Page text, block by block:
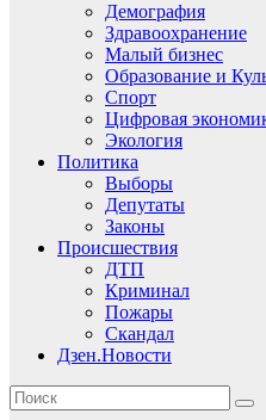
Демография
Здравоохранение
Малый бизнес
Образование и
Спорт
Цифровая
Экология
Политика
Выборы
Депутаты
Законы
Происшествия
ДТП
Криминал
Пожары
Скандал
Дзен.Новости